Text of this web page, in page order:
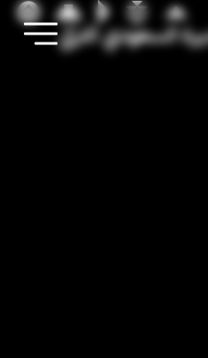
السعودي التركي